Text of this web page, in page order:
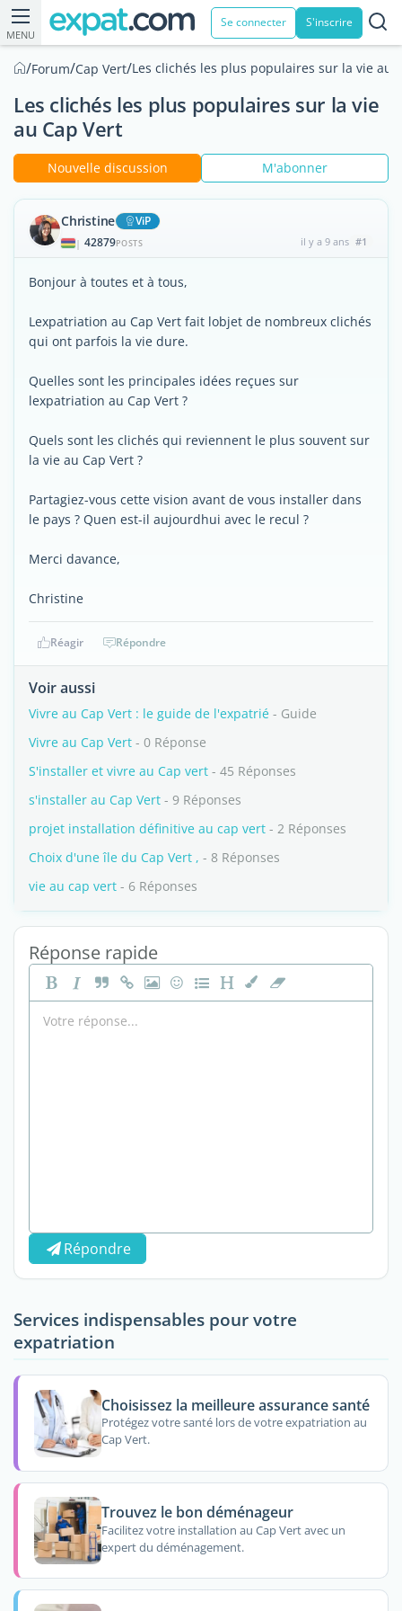
MENU
Se connecter S'inscrire
/Forum/Cap Vert/Les clichés les plus populaires sur la vie au
Les clichés les plus populaires sur la vie
au Cap Vert
Nouvelle discussion M'abonner
Christine ViP
| 42879POSTS il y a 9 ans #1
Bonjour à toutes et à tous,
Lexpatriation au Cap Vert fait lobjet de nombreux clichés
qui ont parfois la vie dure.
Quelles sont les principales idées reçues sur
lexpatriation au Cap Vert ?
Quels sont les clichés qui reviennent le plus souvent sur
la vie au Cap Vert ?
Partagiez-vous cette vision avant de vous installer dans
le pays ? Quen est-il aujourdhui avec le recul ?
Merci davance,
Christine
Réagir Répondre
Voir aussi
Vivre au Cap Vert : le guide de l'expatrié - Guide
Vivre au Cap Vert - 0 Réponse
S'installer et vivre au Cap vert - 45 Réponses
s'installer au Cap Vert - 9 Réponses
projet installation définitive au cap vert - 2 Réponses
Choix d'une île du Cap Vert , - 8 Réponses
vie au cap vert - 6 Réponses
Réponse rapide
Répondre
Services indispensables pour votre
expatriation
Choisissez la meilleure assurance santé
Protégez votre santé lors de votre expatriation au
Cap Vert.
Trouvez le bon déménageur
Facilitez votre installation au Cap Vert avec un
expert du déménagement.